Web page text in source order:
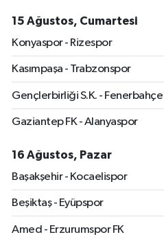
15 Ağustos, Cumartesi
Konyaspor - Rizespor
Kasımpaşa - Trabzonspor
Gençlerbirliği S.K. - Fenerbahçe
Gaziantep FK - Alanyaspor
16 Ağustos, Pazar
Başakşehir - Kocaelispor
Beşiktaş - Eyüpspor
Amed - Erzurumspor FK